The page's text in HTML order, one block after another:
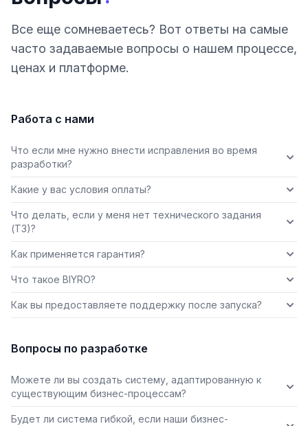
Все еще сомневаетесь? Вот ответы на самые
часто задаваемые вопросы о нашем процессе,
ценах и платформе.
Работа с нами
Что если мне нужно внести исправления во время
разработки?
Какие у вас условия оплаты?
Что делать, если у меня нет технического задания
(ТЗ)?
Как применяется гарантия?
Что такое BIYRO?
Как вы предоставляете поддержку после запуска?
Вопросы по разработке
Можете ли вы создать систему, адаптированную к
существующим бизнес-процессам?
Будет ли система гибкой, если наши бизнес-